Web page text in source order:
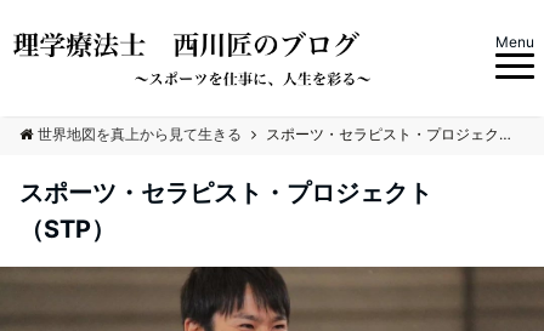
Menu
世界地図を真上から見て生きる スポーツ・セラピスト・プロジェクト（STP）
スポーツ・セラピスト・プロジェクト
（STP）